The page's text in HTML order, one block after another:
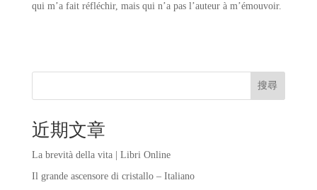
qui m’a fait réfléchir, mais qui n’a pas l’auteur à m’émouvoir.
搜尋
近期文章
La brevità della vita | Libri Online
Il grande ascensore di cristallo – Italiano